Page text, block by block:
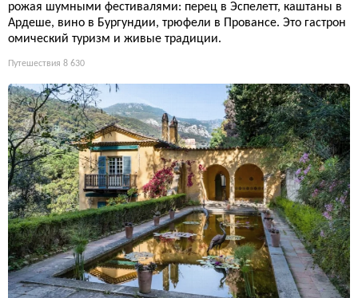
рожая шумными фестивалями: перец в Эспелетт, каштаны в
Ардеше, вино в Бургундии, трюфели в Провансе. Это гастрон
омический туризм и живые традиции.
Путешествия 8 630